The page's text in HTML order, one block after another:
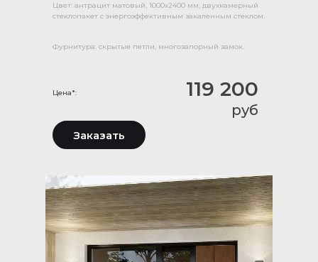
119 200
руб
Цена*:
Цвет: антрацит матовый, 1000х2400 мм, двухкамерный
стеклопакет с энергоэффективным закаленным стеклом.
Фурнитура: скрытые петли, многозапорный замок.
Заказать